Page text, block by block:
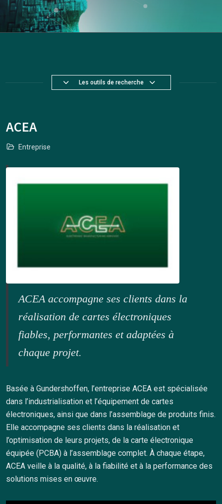
Les outils de recherche
ACEA
Entreprise
ACEA accompagne ses clients dans la
réalisation de cartes électroniques
fiables, performantes et adaptées à
chaque projet.
Basée à Gundershoffen, l’entreprise ACEA est spécialisée
dans l’industrialisation et l’équipement de cartes
électroniques, ainsi que dans l’assemblage de produits finis.
Elle accompagne ses clients dans la réalisation et
l’optimisation de leurs projets, de la carte électronique
équipée (PCBA) à l’assemblage complet. À chaque étape,
ACEA veille à la qualité, à la fiabilité et à la performance des
solutions mises en œuvre.